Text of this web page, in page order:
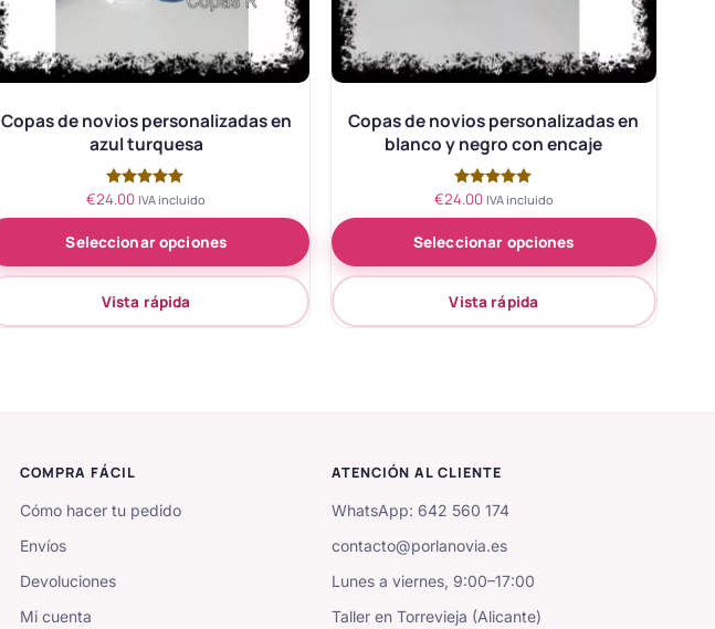
Copas de novios personalizadas en
azul turquesa
Valorado
de 5
€24.00 IVA incluido
Seleccionar opciones
Vista rápida
Copas de novios personalizadas en
blanco y negro con encaje
Valorado
de 5
€24.00 IVA incluido
Seleccionar opciones
Vista rápida
COMPRA FÁCIL
Cómo hacer tu pedido
Envíos
Devoluciones
Mi cuenta
ATENCIÓN AL CLIENTE
WhatsApp: 642 560 174
contacto@porlanovia.es
Lunes a viernes, 9:00–17:00
Taller en Torrevieja (Alicante)